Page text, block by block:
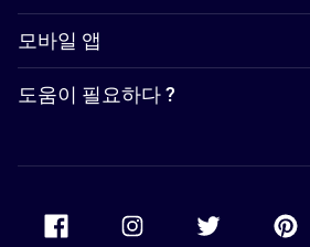
모바일 앱
도움이 필요하다 ?
Accor Facebook Accor Twitter